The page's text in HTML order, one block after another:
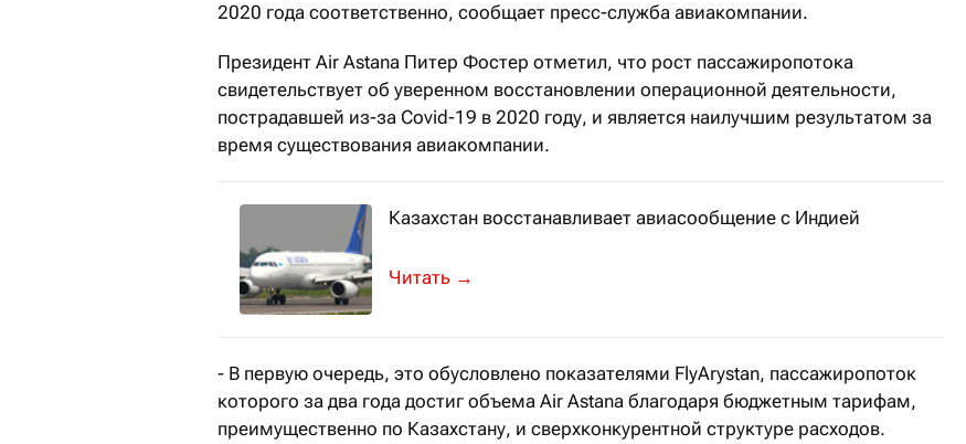
2020 года соответственно, сообщает пресс-служба авиакомпании.
Президент Air Astana Питер Фостер отметил, что рост пассажиропотока
свидетельствует об уверенном восстановлении операционной деятельности,
пострадавшей из-за Covid-19 в 2020 году, и является наилучшим результатом за
время существования авиакомпании.
Казахстан восстанавливает авиасообщение с Индией
Вместе с регулярными авиарейсами между Алматы и Дели
→
- В первую очередь, это обусловлено показателями FlyArystan, пассажиропоток
которого за два года достиг объема Air Astana благодаря бюджетным тарифам,
преимущественно по Казахстану, и сверхконкурентной структуре расходов.